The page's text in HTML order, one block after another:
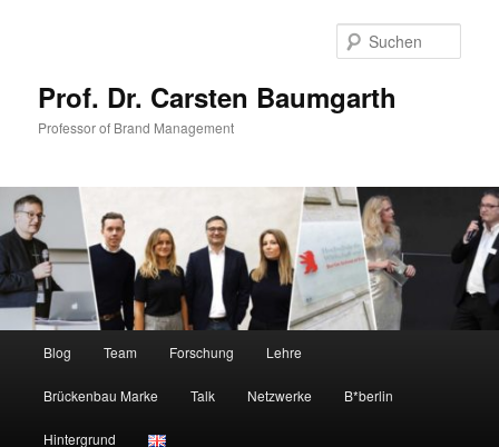
Prof. Dr. Carsten Baumgarth
Professor of Brand Management
Blog Team Forschung Lehre
Brückenbau Marke Talk Netzwerke B*berlin
Hintergrund